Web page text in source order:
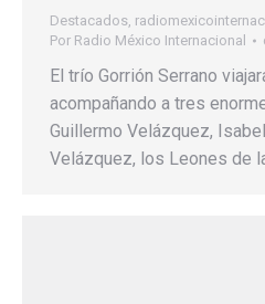
Destacados
Por Radio México Internacional
El trío Gorrión Serrano
acompañando a tres
Guillermo Velázquez,
Velázquez, los Leones de